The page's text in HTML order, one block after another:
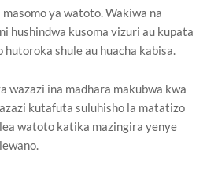
ya watoto. Wakiwa na
hushindwa kusoma vizuri au kupata
hutoroka shule au huacha kabisa.
wazazi ina madhara makubwa kwa
kutafuta suluhisho la matatizo
watoto katika mazingira yenye